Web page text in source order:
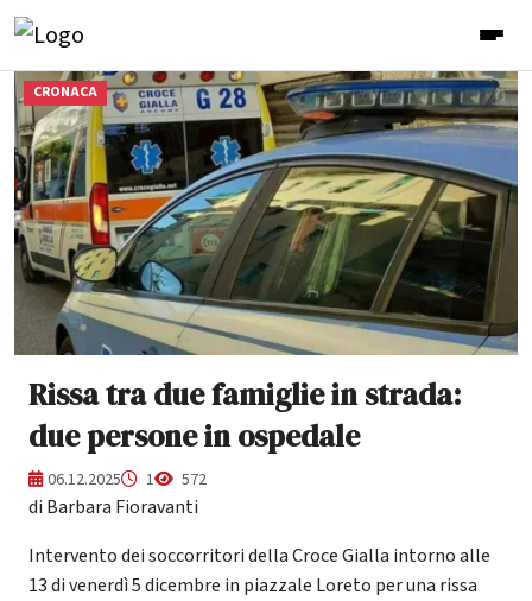
CRONACA
Rissa tra due famiglie in strada:
due persone in ospedale
06.12.2025 1 572
di Barbara Fioravanti
Intervento dei soccorritori della Croce Gialla intorno alle
13 di venerdì 5 dicembre in piazzale Loreto per una rissa